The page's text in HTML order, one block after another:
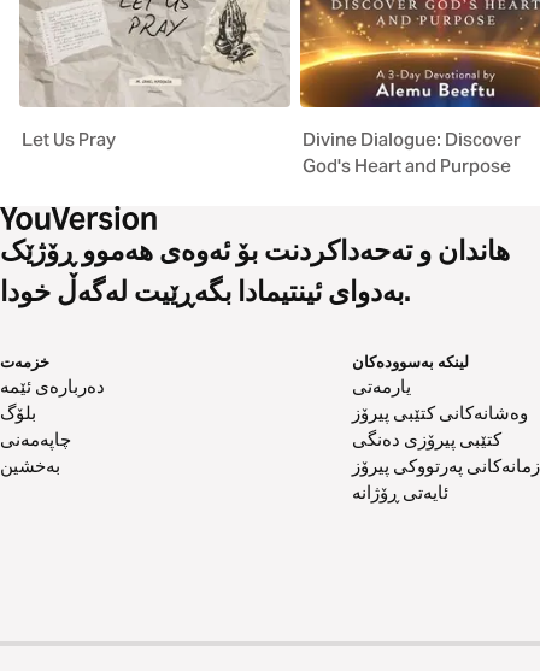
Let Us Pray
Divine Dialogue: Discover
God's Heart and Purpose
هاندان و تەحەداکردنت بۆ ئەوەی هەموو ڕۆژێک
بەدوای ئینتیمادا بگەڕێیت لەگەڵ خودا.
خزمەت
دەربارەی ئێمە
بلۆگ
چاپەمەنی
بەخشین
لینکە بەسوودەکان
یارمەتی
وەشانەکانی کتێبی پیرۆز
کتێبی پیرۆزی دەنگی
زمانەکانی پەرتووکی پیرۆز
ئایەتی ڕۆژانە